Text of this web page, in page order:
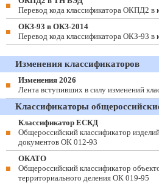
Перевод кода классификатора ОКПД2
ОКЗ-93 в ОКЗ-2014
Перевод кода классификатора ОКЗ-93
Изменения классификаторов
Изменения 2026
Лента вступивших в силу изменений
Классификаторы
Классификатор ЕСКД
Общероссийский классификатор
документов ОК 012-93
ОКАТО
Общероссийский классификатор
территориального деления ОК 019-95